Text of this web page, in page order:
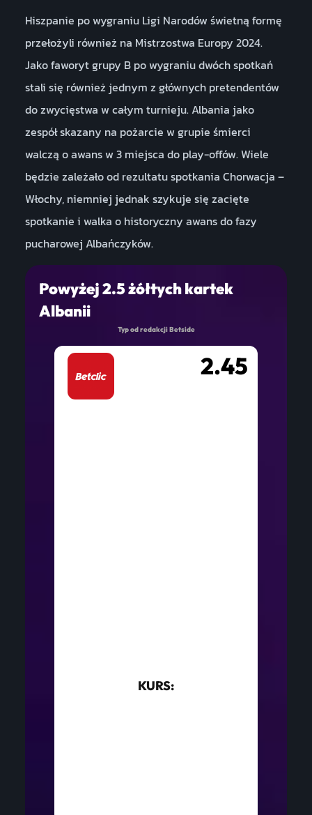
Hiszpanie po wygraniu Ligi Narodów świetną formę
przełożyli również na Mistrzostwa Europy 2024.
Jako faworyt grupy B po wygraniu dwóch spotkań
stali się również jednym z głównych pretendentów
do zwycięstwa w całym turnieju. Albania jako
zespół skazany na pożarcie w grupie śmierci
walczą o awans w 3 miejsca do play-offów. Wiele
będzie zależało od rezultatu spotkania Chorwacja –
Włochy, niemniej jednak szykuje się zacięte
spotkanie i walka o historyczny awans do fazy
pucharowej Albańczyków.
Powyżej 2.5 żółtych kartek
Albanii
Typ od redakcji Betside
KURS:
2.45